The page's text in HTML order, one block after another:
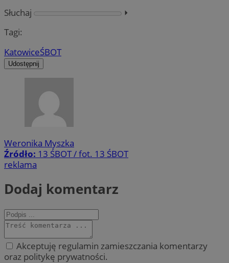
Słuchaj
⏵︎
Tagi:
KatowiceŚBOT
Udostępnij
Weronika Myszka
Źródło: 13 ŚBOT / fot. 13 ŚBOT
reklama
Dodaj komentarz
Akceptuję regulamin zamieszczania komentarzy
oraz politykę prywatności.